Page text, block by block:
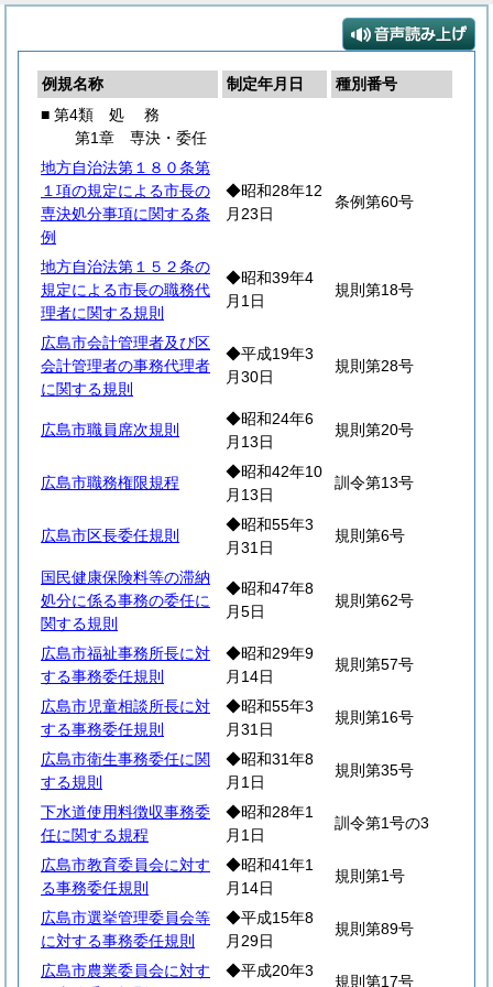
例規名称 制定年月日
種別番号
■ 第4類 処 務
第1章 専決・委任
地方自治法第１８０条第
１項の規定による市長の
専決処分事項に関する条
例
◆昭和28年12
月23日
条例第60号
地方自治法第１５２条の
規定による市長の職務代
理者に関する規則
◆昭和39年4
月1日
規則第18号
広島市会計管理者及び区
会計管理者の事務代理者
に関する規則
◆平成19年3
月30日
規則第28号
広島市職員席次規則
◆昭和24年6
月13日
規則第20号
広島市職務権限規程
◆昭和42年10
月13日
訓令第13号
広島市区長委任規則
◆昭和55年3
月31日
規則第6号
国民健康保険料等の滞納
処分に係る事務の委任に
関する規則
◆昭和47年8
月5日
規則第62号
広島市福祉事務所長に対
する事務委任規則
◆昭和29年9
月14日
規則第57号
広島市児童相談所長に対
する事務委任規則
◆昭和55年3
月31日
規則第16号
広島市衛生事務委任に関
する規則
◆昭和31年8
月1日
規則第35号
下水道使用料徴収事務委
任に関する規程
◆昭和28年1
月1日
訓令第1号の3
広島市教育委員会に対す
る事務委任規則
◆昭和41年1
月14日
規則第1号
広島市選挙管理委員会等
に対する事務委任規則
◆平成15年8
月29日
規則第89号
広島市農業委員会に対す
◆平成20年3
規則第17号